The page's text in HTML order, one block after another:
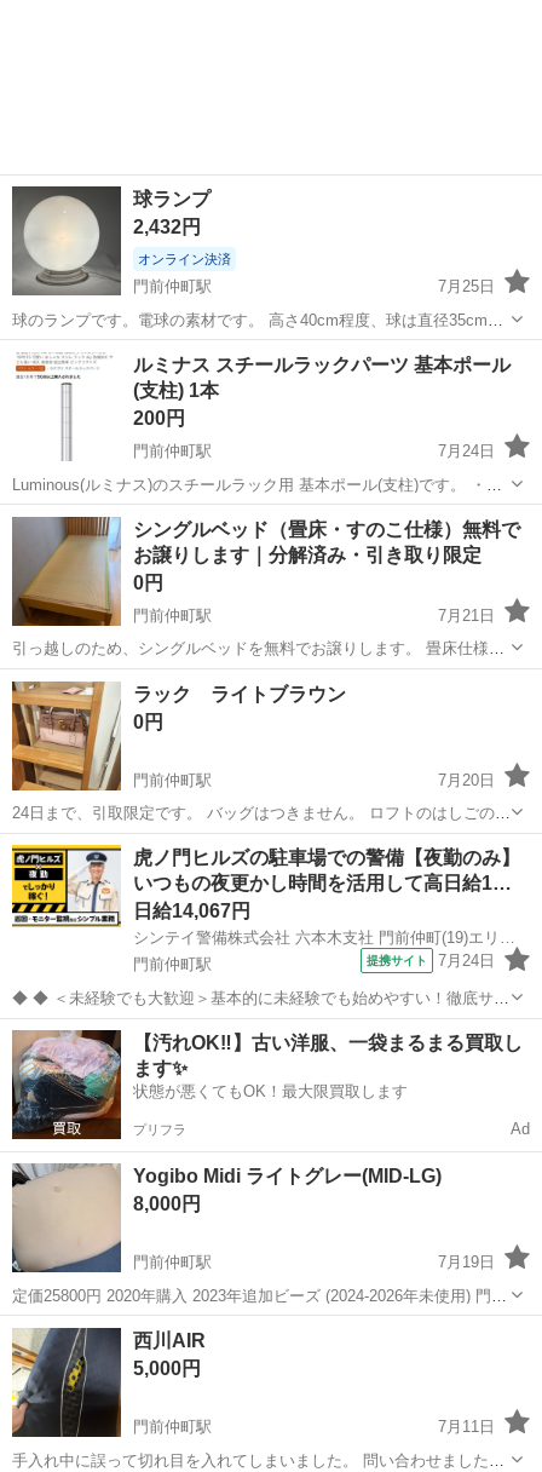
球ランプ
2,432円
オンライン決済
門前仲町駅
7月25日
球のランプです。電球の素材です。 高さ40cm程度、球は直径35cmく
らいです。 割と古いものだと思います。コード等汚れあります。 ずっ
とつけているとほんのり温かいくらいで、電球のように熱を持つこと
東京 江東区 門前仲町駅
ルミナス スチールラックパーツ 基本ポール
(支柱) 1本
200円
門前仲町駅
7月24日
Luminous(ルミナス)のスチールラック用 基本ポール(支柱)です。 ・高
さ32cm ×2本 ・高さ17cm ×4本 ・ポール径19mm、アジャスター付き
必要でしたらジョイントパーツもお譲りします。 まとめ買いでお安
東京 江東区 門前仲町駅 収納家具
シングルベッド（畳床・すのこ仕様）無料で
お譲りします｜分解済み・引き取り限定
0円
門前仲町駅
7月21日
引っ越しのため、シングルベッドを無料でお譲りします。 畳床仕様の
ベッドで、マットレス不要でそのままお使いいただけます。 【状態】
・使用に伴う傷、汚れがあります。 ・畳部分の端に破れ・ほつれがあ
ります（写真をご確認くださ...
東京 江東区 門前仲町駅 ベッド
ラック ライトブラウン
0円
門前仲町駅
7月20日
24日まで、引取限定です。 バッグはつきません。 ロフトのはしごの裏
にある棚のみです。 他にも多数出品しております。 ぜひご覧くださ
い。
東京 江東区 門前仲町駅 家具 ラック
虎ノ門ヒルズの駐車場での警備【夜勤のみ】
いつもの夜更かし時間を活用して高日給1…
日給14,067円
シンテイ警備株式会社 六本木支社 門前仲町(19)エリア/A3203200117
門前仲町駅
提携サイト 7月24日
◆ ◆ ＜未経験でも大歓迎＞基本的に未経験でも始めやすい！徹底サポ
ート体制♪ 虎ノ門ヒルズで働こう☆ 21:00スタートの夜勤専属◎ 夜勤
だからこその高日給でガンガン稼げる！ なのにシンプル業務で負担少
なめ♪ ＼未経験...
東京 江東区 門前仲町駅 警備員
【汚れOK‼️】古い洋服、一袋まるまる買取し
ます✨
状態が悪くてもOK！最大限買取します
プリフラ Ad
Yogibo Midi ライトグレー(MID-LG)
8,000円
門前仲町駅
7月19日
定価25800円 2020年購入 2023年追加ビーズ (2024-2026年未使用) 門前
仲町駅近辺まで取りに来れる方にお譲りします
東京 江東区 門前仲町駅
西川AIR
5,000円
門前仲町駅
7月11日
手入れ中に誤って切れ目を入れてしまいました。 問い合わせましたが